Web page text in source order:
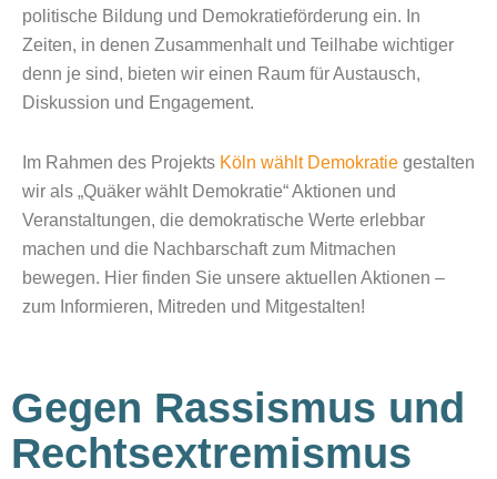
politische Bildung und Demokratieförderung ein. In
Zeiten, in denen Zusammenhalt und Teilhabe wichtiger
denn je sind, bieten wir einen Raum für Austausch,
Diskussion und Engagement.
Im Rahmen des Projekts Köln wählt Demokratie gestalten
wir als „Quäker wählt Demokratie“ Aktionen und
Veranstaltungen, die demokratische Werte erlebbar
machen und die Nachbarschaft zum Mitmachen
bewegen. Hier finden Sie unsere aktuellen Aktionen –
zum Informieren, Mitreden und Mitgestalten!
Gegen Rassismus und
Rechts­extremismus